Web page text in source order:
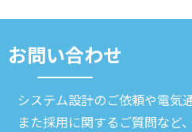
お問い合わせ
システム設計のご依頼や電気
また採用に関するご質問など